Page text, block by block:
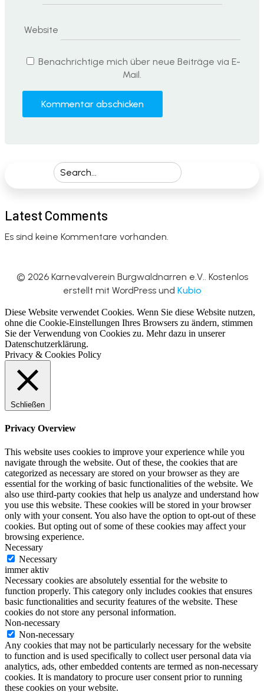
Website
Benachrichtige mich über neue Beiträge via E-
Mail.
Latest Comments
Es sind keine Kommentare vorhanden.
© 2026 Karnevalverein Burgwaldnarren e.V.. Kostenlos
erstellt mit WordPress und Kubio
Diese Website verwendet Cookies. Wenn Sie diese Website nutzen,
ohne die Cookie-Einstellungen Ihres Browsers zu ändern, stimmen
Sie der Verwendung von Cookies zu. Mehr dazu in unserer
Datenschutzerklärung.
Privacy & Cookies Policy
Schließen
Privacy Overview
This website uses cookies to improve your experience while you
navigate through the website. Out of these, the cookies that are
categorized as necessary are stored on your browser as they are
essential for the working of basic functionalities of the website. We
also use third-party cookies that help us analyze and understand how
you use this website. These cookies will be stored in your browser
only with your consent. You also have the option to opt-out of these
cookies. But opting out of some of these cookies may affect your
browsing experience.
Necessary
Necessary
immer aktiv
Necessary cookies are absolutely essential for the website to
function properly. This category only includes cookies that ensures
basic functionalities and security features of the website. These
cookies do not store any personal information.
Non-necessary
Non-necessary
Any cookies that may not be particularly necessary for the website
to function and is used specifically to collect user personal data via
analytics, ads, other embedded contents are termed as non-necessary
cookies. It is mandatory to procure user consent prior to running
these cookies on your website.